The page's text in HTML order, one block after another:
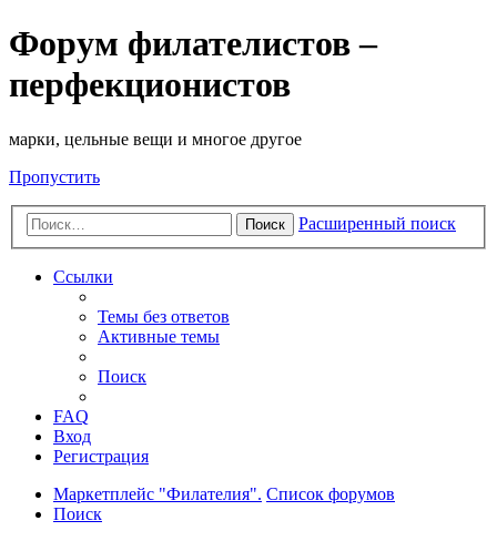
Форум филателистов –
перфекционистов
марки, цельные вещи и многое другое
Пропустить
Поиск Расширенный поиск
Ссылки
Темы без ответов
Активные темы
Поиск
FAQ
Вход
Регистрация
Маркетплейс "Филателия". Список форумов
Поиск